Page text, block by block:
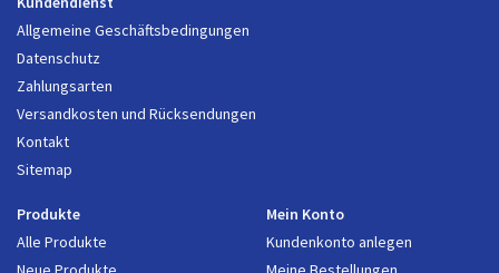
Allgemeine Geschäftsbedingungen
Datenschutz
Zahlungsarten
Versandkosten und Rücksendungen
Kontakt
Sitemap
Produkte
Alle Produkte
Mein Konto
Kundenkonto anlegen